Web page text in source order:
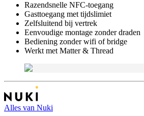
Razendsnelle NFC-toegang
Gasttoegang met tijdslimiet
Zelfsluitend bij vertrek
Eenvoudige montage zonder draden
Bediening zonder wifi of bridge
Werkt met Matter & Thread
Alles van Nuki